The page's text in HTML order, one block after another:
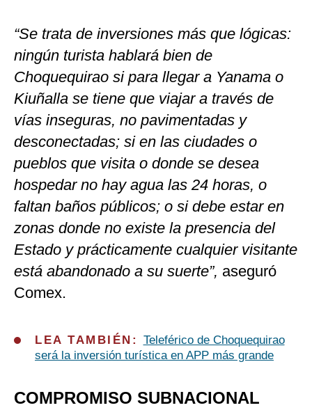
“Se trata de inversiones más que lógicas:
ningún turista hablará bien de
Choquequirao si para llegar a Yanama o
Kiuñalla se tiene que viajar a través de
vías inseguras, no pavimentadas y
desconectadas; si en las ciudades o
pueblos que visita o donde se desea
hospedar no hay agua las 24 horas, o
faltan baños públicos; o si debe estar en
zonas donde no existe la presencia del
Estado y prácticamente cualquier visitante
está abandonado a su suerte”, aseguró
Comex.
LEA TAMBIÉN: Teleférico de Choquequirao
será la inversión turística en APP más grande
COMPROMISO SUBNACIONAL